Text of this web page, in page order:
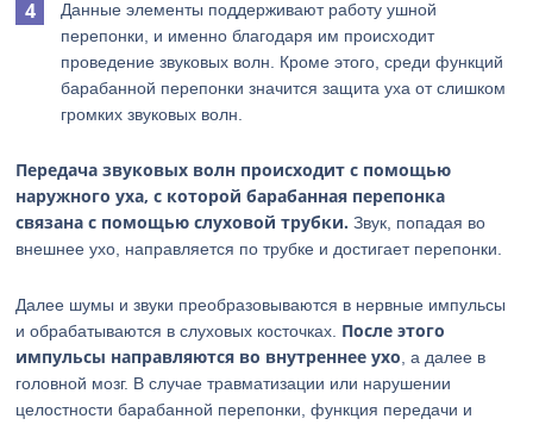
Данные элементы поддерживают работу ушной
перепонки, и именно благодаря им происходит
проведение звуковых волн. Кроме этого, среди функций
барабанной перепонки значится защита уха от слишком
громких звуковых волн.
Передача звуковых волн происходит с помощью
наружного уха, с которой барабанная перепонка
связана с помощью слуховой трубки. Звук, попадая во
внешнее ухо, направляется по трубке и достигает перепонки.
Далее шумы и звуки преобразовываются в нервные импульсы
и обрабатываются в слуховых косточках. После этого
импульсы направляются во внутреннее ухо , а далее в
головной мозг. В случае травматизации или нарушении
целостности барабанной перепонки, функция передачи и